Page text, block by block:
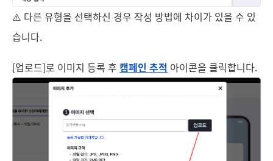
⚠️ 다른 유형을 선택하신 경우 작성 방법에 차이가 있을 수 있
습니다.
[업로드]로 이미지 등록 후 캠페인 추적 아이콘을 클릭합니다.